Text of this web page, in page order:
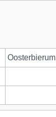
Oosterbierum